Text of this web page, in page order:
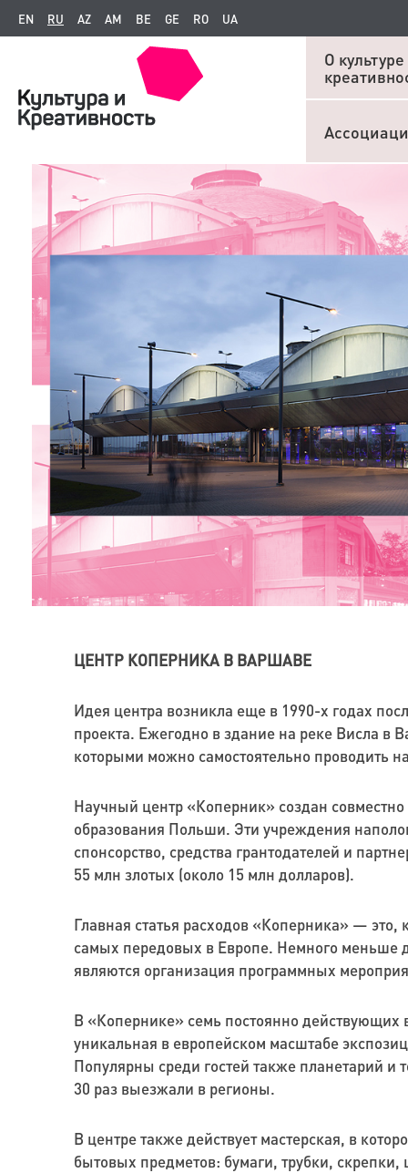
EN RU AZ AM BE GE RO UA
О культуре
ЦЕНТР КОПЕРНИКА В ВАРШАВЕ
Идея центра возникла еще в 1990-х годах
проекта. Ежегодно в здание на реке Висла в
которыми можно самостоятельно проводить
Научный центр «Коперник» создан
образования Польши. Эти учреждения
спонсорство, средства грантодателей и
55 млн злотых (около 15 млн долларов).
Главная статья расходов «Коперника» —
самых передовых в Европе. Немного меньше
являются организация программных
В «Копернике» семь постоянно
уникальная в европейском масштабе
Популярны среди гостей также планетарий и
30 раз выезжали в регионы.
В центре также действует мастерская, в
бытовых предметов: бумаги, трубки,